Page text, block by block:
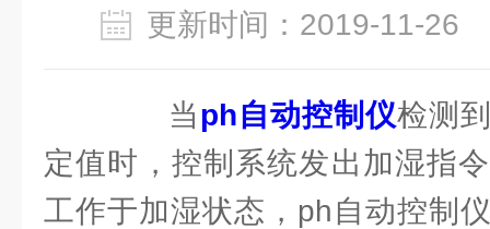
更新时间：2019-11-
当ph自动控制仪检测
定值时，控制系统发出加湿指
工作于加湿状态，ph自动控制